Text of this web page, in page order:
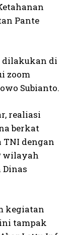
Pante
dilakukan di
zoom
Subianto.
realiasi
berkat
TNI dengan
wilayah
Dinas
kegiatan
tampak